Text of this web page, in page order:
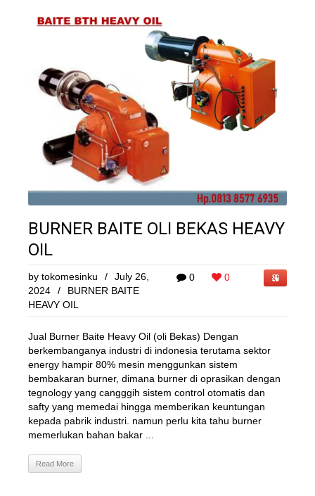
BURNER BAITE OLI BEKAS HEAVY
OIL
0 0
by tokomesinku /
July 26,
2024
/
BURNER BAITE
HEAVY OIL
Jual Burner Baite Heavy Oil (oli Bekas) Dengan
berkembanganya industri di indonesia terutama sektor
energy hampir 80% mesin menggunkan sistem
bembakaran burner, dimana burner di oprasikan dengan
tegnology yang cangggih sistem control otomatis dan
safty yang memedai hingga memberikan keuntungan
kepada pabrik industri. namun perlu kita tahu burner
memerlukan bahan bakar ...
Read More